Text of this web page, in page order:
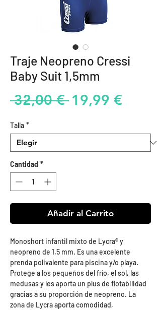
Traje Neopreno Cressi
Baby Suit 1,5mm
32,00 € Precio
19,99 €Precio
oferta
Talla *
Cantidad *
Añadir al Carrito
Monoshort infantil mixto de Lycra® y
neopreno de 1,5 mm. Es una excelente
prenda polivalente para piscina y/o playa.
Protege a los pequeños del frío, el sol, las
medusas y les aporta un plus de flotabilidad
gracias a su proporción de neopreno. La
zona de Lycra aporta comodidad,